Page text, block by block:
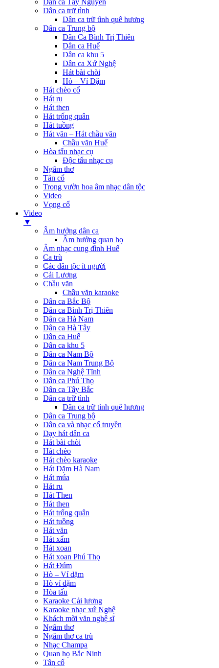
Dân ca Tây Nguyên
Dân ca trữ tình
Dân ca trữ tình quê hương
Dân ca Trung bộ
Dân Ca Bình Trị Thiên
Dân ca Huế
Dân ca khu 5
Dân ca Xứ Nghệ
Hát bài chòi
Hò – Ví Dặm
Hát chèo cổ
Hát ru
Hát then
Hát trống quân
Hát tuồng
Hát văn – Hát chầu văn
Chầu văn Huế
Hòa tấu nhạc cụ
Độc tấu nhạc cụ
Ngâm thơ
Tân cổ
Trong vườn hoa âm nhạc dân tộc
Video
Vọng cổ
Video
▼
Âm hưởng dân ca
Âm hưởng quan họ
Âm nhạc cung đình Huế
Ca trù
Các dân tộc ít người
Cải Lương
Chầu văn
Chầu văn karaoke
Dân ca Bắc Bộ
Dân ca Bình Trị Thiên
Dân ca Hà Nam
Dân ca Hà Tây
Dân ca Huế
Dân ca khu 5
Dân ca Nam Bộ
Dân ca Nam Trung Bộ
Dân ca Nghệ Tĩnh
Dân ca Phú Thọ
Dân ca Tây Bắc
Dân ca trữ tình
Dân ca trữ tình quê hương
Dân ca Trung bộ
Dân ca và nhạc cổ truyền
Dạy hát dân ca
Hát bài chòi
Hát chèo
Hát chèo karaoke
Hát Dặm Hà Nam
Hát múa
Hát ru
Hát Then
Hát then
Hát trống quân
Hát tuồng
Hát văn
Hát xẩm
Hát xoan
Hát xoan Phú Thọ
Hát Đúm
Hò – Ví dặm
Hò ví dặm
Hòa tấu
Karaoke Cải lương
Karaoke nhạc xứ Nghệ
Khách mời văn nghệ sĩ
Ngâm thơ
Ngâm thơ ca trù
Nhạc Champa
Quan họ Bắc Ninh
Tân cổ